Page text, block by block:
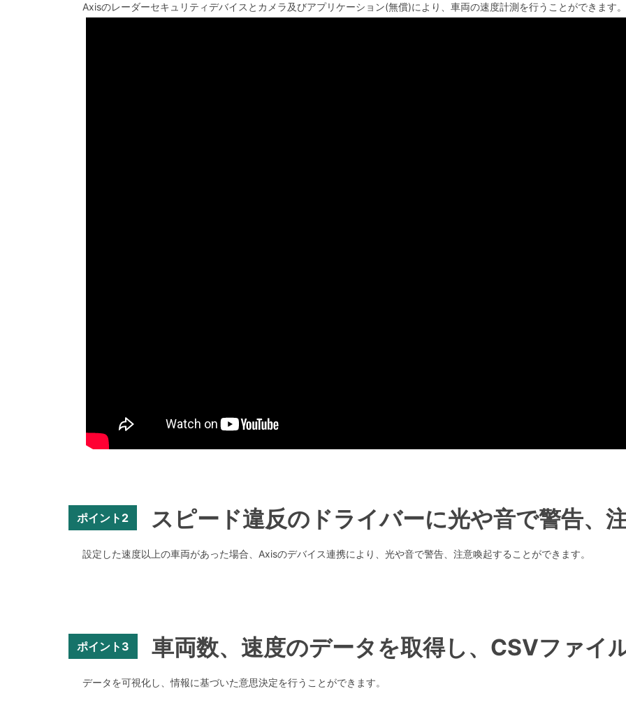
Axisのレーダーセキュリティデバイスとカメラ及びアプリケーション(無償)により、車両の速度計測を行うことができます。
ポイント2 スピード違反のドライバーに光や音で警告、
設定した速度以上の車両があった場合、Axisのデバイス連携により、光や音で警告、注意喚起することができます。
ポイント3 車両数、速度のデータを取得し、CSVファイ
データを可視化し、情報に基づいた意思決定を行うことができます。